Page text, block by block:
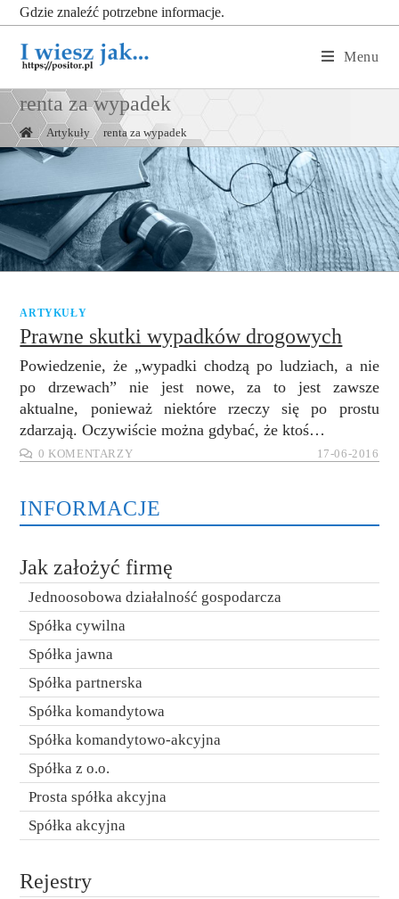
Gdzie znaleźć potrzebne informacje.
Menu
renta za wypadek
| Artykuły | renta za wypadek
ARTYKUŁY
Prawne skutki wypadków drogowych
Powiedzenie, że „wypadki chodzą po ludziach, a nie
po drzewach” nie jest nowe, za to jest zawsze
aktualne, ponieważ niektóre rzeczy się po prostu
zdarzają. Oczywiście można gdybać, że ktoś…
0 KOMENTARZY 17-06-2016
INFORMACJE
Jak założyć firmę
Jednoosobowa działalność gospodarcza
Spółka cywilna
Spółka jawna
Spółka partnerska
Spółka komandytowa
Spółka komandytowo-akcyjna
Spółka z o.o.
Prosta spółka akcyjna
Spółka akcyjna
Rejestry